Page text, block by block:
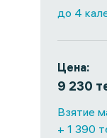
до 4
Цена:
9 230
Взятие
+ 1 390